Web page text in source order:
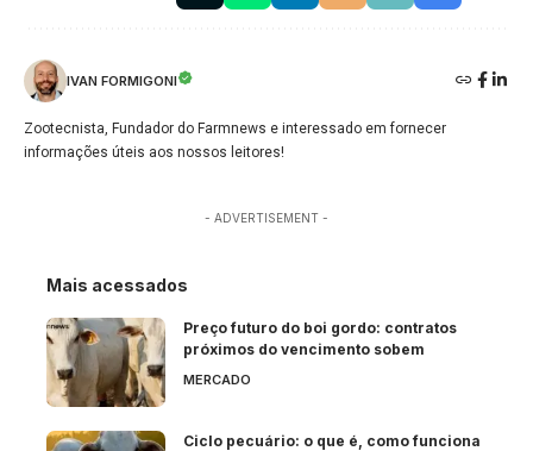
IVAN FORMIGONI
Zootecnista, Fundador do Farmnews e interessado em fornecer
informações úteis aos nossos leitores!
- ADVERTISEMENT -
Mais acessados
Preço futuro do boi gordo: contratos
próximos do vencimento sobem
MERCADO
Ciclo pecuário: o que é, como funciona